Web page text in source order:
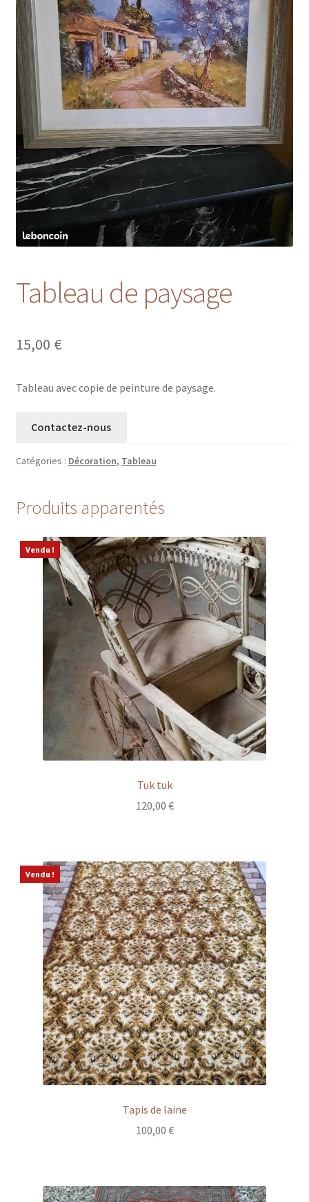
Tableau de paysage
15,00 €
Tableau avec copie de peinture de paysage.
Contactez-nous
Catégories : Décoration, Tableau
Produits apparentés
Vendu !
Tuk tuk
120,00 €
Vendu !
Tapis de laine
100,00 €